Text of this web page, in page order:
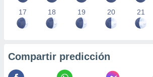
17 18 19 20 21
Compartir predicción